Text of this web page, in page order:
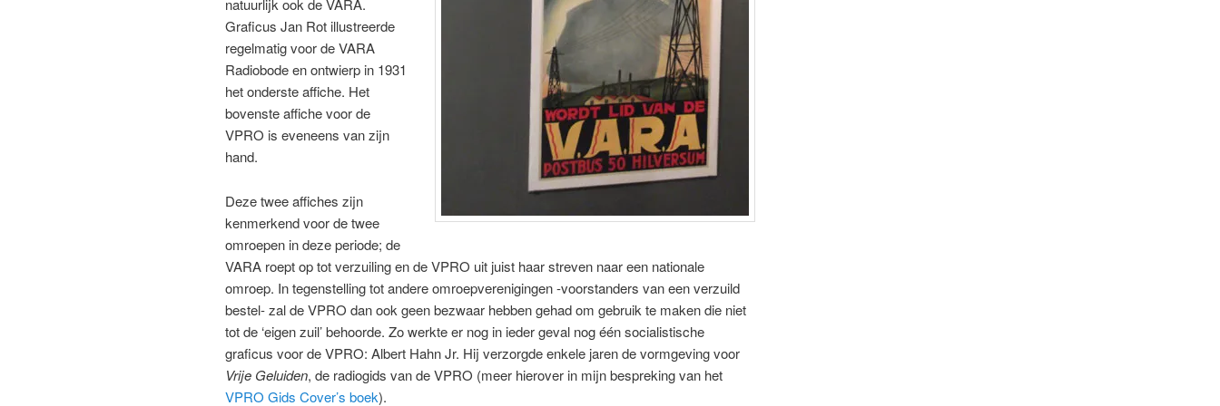
natuurlijk ook de VARA.
Graficus Jan Rot illustreerde
regelmatig voor de VARA
Radiobode en ontwierp in 1931
het onderste affiche. Het
bovenste affiche voor de
VPRO is eveneens van zijn
hand.
Deze twee affiches zijn
kenmerkend voor de twee
omroepen in deze periode; de
VARA roept op tot verzuiling en de VPRO uit juist haar streven naar een nationale
omroep. In tegenstelling tot andere omroepverenigingen -voorstanders van een verzuild
bestel- zal de VPRO dan ook geen bezwaar hebben gehad om gebruik te maken die niet
tot de ‘eigen zuil’ behoorde. Zo werkte er nog in ieder geval nog één socialistische
graficus voor de VPRO: Albert Hahn Jr. Hij verzorgde enkele jaren de vormgeving voor
Vrije Geluiden, de radiogids van de VPRO (meer hierover in mijn bespreking van het
VPRO Gids Cover’s boek).